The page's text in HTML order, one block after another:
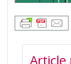
DE
Article